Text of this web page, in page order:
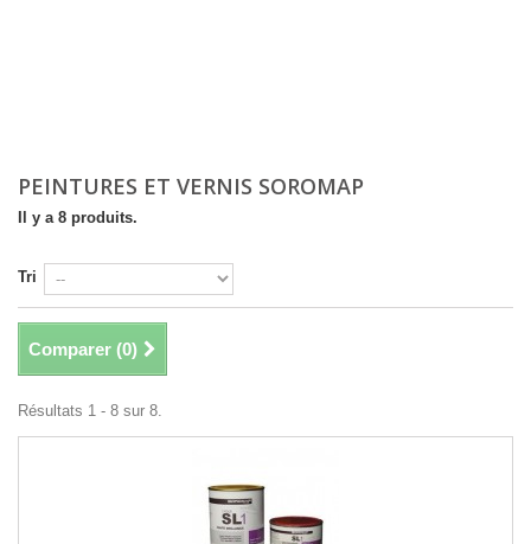
PEINTURES ET VERNIS SOROMAP
Il y a 8 produits.
Tri
Comparer (0)
Résultats 1 - 8 sur 8.